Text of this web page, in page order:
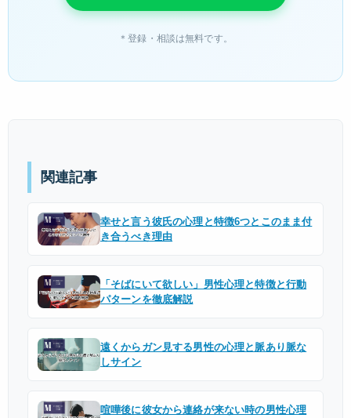
＊登録・相談は無料です。
関連記事
幸せと言う彼氏の心理と特徴6つとこのまま付
き合うべき理由
「そばにいて欲しい」男性心理と特徴と行動
パターンを徹底解説
遠くからガン見する男性の心理と脈あり脈な
しサイン
喧嘩後に彼女から連絡が来ない時の男性心理